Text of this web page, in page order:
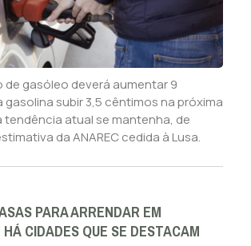
de gasóleo deverá aumentar 9
gasolina subir 3,5 cêntimos na próxima
tendência atual se mantenha, de
da ANAREC cedida à Lusa.
PARA ARRENDAR EM
CIDADES QUE SE DESTACAM